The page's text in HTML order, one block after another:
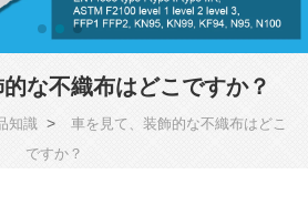
な不織布はどこですか？
知識 >
車を見て、装飾的な不織布はどこ
ですか？